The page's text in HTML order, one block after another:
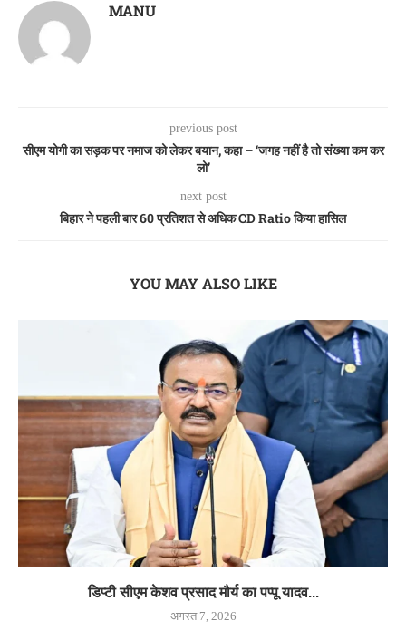
MANU
previous post
सीएम योगी का सड़क पर नमाज को लेकर बयान, कहा – ‘जगह नहीं है तो संख्या कम कर
लो’
next post
बिहार ने पहली बार 60 प्रतिशत से अधिक CD Ratio किया हासिल
YOU MAY ALSO LIKE
डिप्टी सीएम केशव प्रसाद मौर्य का पप्पू यादव...
अगस्त 7, 2026